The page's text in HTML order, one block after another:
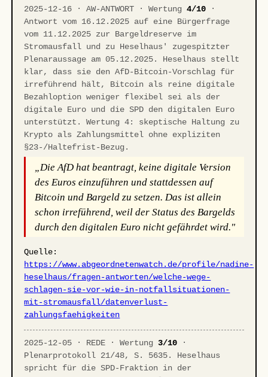
2025-12-16 · AW-ANTWORT · Wertung4/10 ·
Antwort vom 16.12.2025 auf eine Bürgerfrage
vom 11.12.2025 zur Bargeldreserve im
Stromausfall und zu Heselhaus' zugespitzter
Plenaraussage am 05.12.2025. Heselhaus stellt
klar, dass sie den AfD-Bitcoin-Vorschlag für
irreführend hält, Bitcoin als reine digitale
Bezahloption weniger flexibel sei als der
digitale Euro und die SPD den digitalen Euro
unterstützt. Wertung 4: skeptische Haltung zu
Krypto als Zahlungsmittel ohne expliziten
§23-/Haltefrist-Bezug.
„Die AfD hat beantragt, keine digitale Version
des Euros einzuführen und stattdessen auf
Bitcoin und Bargeld zu setzen. Das ist allein
schon irreführend, weil der Status des Bargelds
durch den digitalen Euro nicht gefährdet wird."
Quelle:
https://www.abgeordnetenwatch.de/profile/nadine-
heselhaus/fragen-antworten/welche-wege-
schlagen-sie-vor-wie-in-notfallsituationen-
mit-stromausfall/datenverlust-
zahlungsfaehigkeiten
2025-12-05 · REDE · Wertung3/10 ·
Plenarprotokoll 21/48, S. 5635. Heselhaus
spricht für die SPD-Fraktion in der